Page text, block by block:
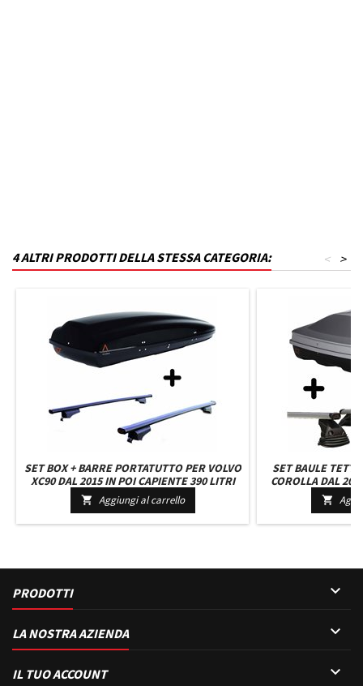
4 ALTRI PRODOTTI DELLA STESSA CATEGORIA: >
<
SET BOX + BARRE PORTATUTTO PER VOLVO
XC90 DAL 2015 IN POI CAPIENTE 390 LITRI
NERO CON 2 SERRATURE BARRE 127 CM +
KIT ATTACCHI
 Aggiungi al carrello
SET BAULE
COROLLA DAL
LITRI GRIGIO
CM C/

PRODOTTI 
LA NOSTRA AZIENDA 
IL TUO ACCOUNT 